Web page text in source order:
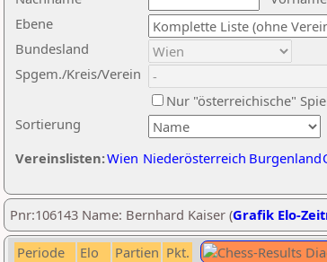
Ebene
Sortierung
Bundesland
Spgem./Kreis/Verein
Nur "österreichische"
Vereinslisten:Wien Niederösterreich Burgenland
Pnr:106143 Name: Bernhard Kaiser (Grafik Elo-
Periode Elo Partien Pkt.